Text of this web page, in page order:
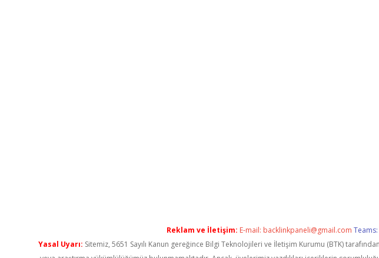
Reklam ve İletişim: E-mail: backlinkpaneli@gmail.com Teams:
Yasal Uyarı: Sitemiz, 5651 Sayılı Kanun gereğince Bilgi Teknolojileri ve İletişim Kurumu (BTK)